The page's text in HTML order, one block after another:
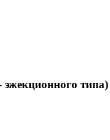
эжекционного типа)